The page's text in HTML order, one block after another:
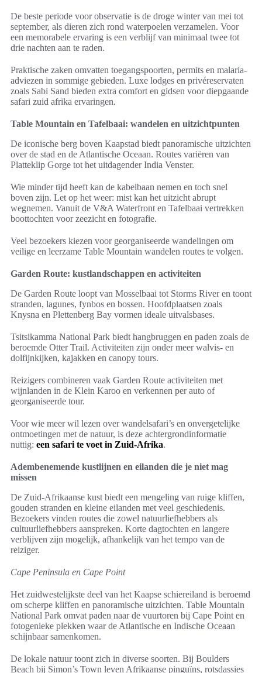
De beste periode voor observatie is de droge winter van mei tot
september, als dieren zich rond waterpoelen verzamelen. Voor
een memorabele ervaring is een verblijf van minimaal twee tot
drie nachten aan te raden.
Praktische zaken omvatten toegangspoorten, permits en malaria-
adviezen in sommige gebieden. Luxe lodges en privéreservaten
zoals Sabi Sand bieden extra comfort en gidsen voor diepgaande
safari zuid afrika ervaringen.
Table Mountain en Tafelbaai: wandelen en uitzichtpunten
De iconische berg boven Kaapstad biedt panoramische uitzichten
over de stad en de Atlantische Oceaan. Routes variëren van
Platteklip Gorge tot het uitdagender India Venster.
Wie minder tijd heeft kan de kabelbaan nemen en toch snel
boven zijn. Let op het weer: mist kan het uitzicht abrupt
wegnemen. Vanuit de V&A Waterfront en Tafelbaai vertrekken
boottochten voor zeezicht en fotografie.
Veel bezoekers kiezen voor georganiseerde wandelingen om
veilige en leerzame Table Mountain wandelen routes te volgen.
Garden Route: kustlandschappen en activiteiten
De Garden Route loopt van Mosselbaai tot Storms River en toont
stranden, lagunes, fynbos en bossen. Hoofdplaatsen zoals
Knysna en Plettenberg Bay vormen ideale uitvalsbases.
Tsitsikamma National Park biedt hangbruggen en paden zoals de
beroemde Otter Trail. Activiteiten zijn onder meer walvis- en
dolfijnkijken, kajakken en canopy tours.
Reizigers combineren vaak Garden Route activiteiten met
wijnlanden in de Klein Karoo en verkennen per auto of
georganiseerde tour.
Voor wie meer wil lezen over wandelsafari’s en onvergetelijke
ontmoetingen met de natuur, is deze achtergrondinformatie
nuttig: een safari te voet in Zuid-Afrika.
Adembenemende kustlijnen en eilanden die je niet mag
missen
De Zuid-Afrikaanse kust biedt een mengeling van ruige kliffen,
gouden stranden en kleine eilanden met veel geschiedenis.
Bezoekers vinden routes die zowel natuurliefhebbers als
cultuurliefhebbers aanspreken. Korte dagtochten en langere
verblijven zijn mogelijk, afhankelijk van het tempo van de
reiziger.
Cape Peninsula en Cape Point
Het zuidwestelijkste deel van het Kaapse schiereiland is beroemd
om scherpe kliffen en panoramische uitzichten. Table Mountain
National Park omvat paden naar de vuurtoren bij Cape Point en
fotogenieke plekken waar de Atlantische en Indische Oceaan
schijnbaar samenkomen.
De lokale natuur toont zich in diverse soorten. Bij Boulders
Beach bij Simon’s Town leven Afrikaanse pinguïns, rotsdassies